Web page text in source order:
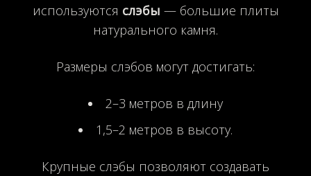
используются слэбы — большие плиты
натурального камня.
Размеры слэбов могут достигать:
2–3 метров в длину
1,5–2 метров в высоту.
Крупные слэбы позволяют создавать